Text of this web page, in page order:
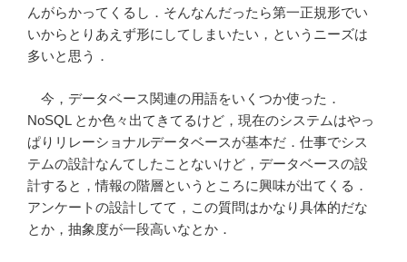
んがらかってくるし．そんなんだったら第一正規形でい
いからとりあえず形にしてしまいたい，というニーズは
多いと思う．
今，データベース関連の用語をいくつか使った．
NoSQL とか色々出てきてるけど，現在のシステムはやっ
ぱりリレーショナルデータベースが基本だ．仕事でシス
テムの設計なんてしたことないけど，データベースの設
計すると，情報の階層というところに興味が出てくる．
アンケートの設計してて，この質問はかなり具体的だな
とか，抽象度が一段高いなとか．